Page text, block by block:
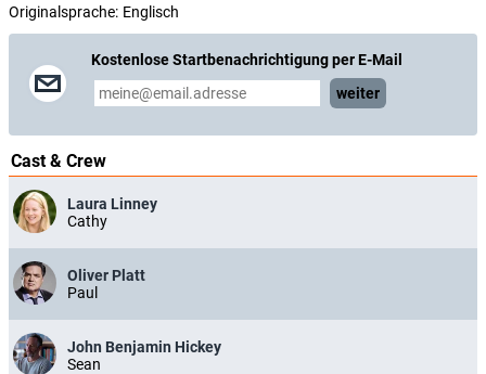
Originalsprache: Englisch
Kostenlose Startbenachrichtigung per E-Mail
weiter
Cast & Crew
Laura Linney
Cathy
Oliver Platt
Paul
John Benjamin Hickey
Sean